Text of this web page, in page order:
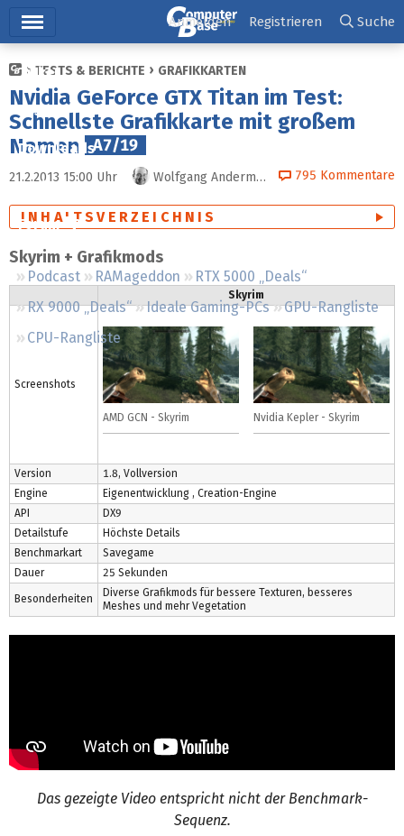
Ticker
Tests
Downloads
Preisvergleich
Forum
Podcast RAMageddon
RTX 5000 „Deals“
RX 9000 „Deals“
Ideale Gaming-PCs
GPU-Rangliste
CPU-Rangliste
Anmelden Registrieren Suche
TESTS & BERICHTE GRAFIKKARTEN
Nvidia GeForce GTX Titan im Test:
Schnellste Grafikkarte mit großem
Namen
A7/19
21.2.2013 15:00 Uhr Wolfgang Andermahr 795 Kommentare
INHALTSVERZEICHNIS
Skyrim + Grafikmods
Skyrim
Screenshots
AMD GCN - Skyrim Nvidia Kepler - Skyrim
Version
1.8, Vollversion
Engine
Eigenentwicklung , Creation-Engine
API
DX9
Detailstufe
Höchste Details
Benchmarkart
Savegame
Dauer
25 Sekunden
Besonderheiten
Diverse Grafikmods für bessere Texturen, besseres
Meshes und mehr Vegetation
Das gezeigte Video entspricht nicht der Benchmark-
Sequenz.